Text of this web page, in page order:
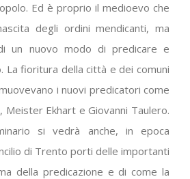
Ed è proprio il medioevo che
degli ordini mendicanti, ma
un nuovo modo di predicare e
La fioritura della città e dei comuni
i nuovi predicatori come
Meister Ekhart e Giovanni Taulero.
si vedrà anche, in epoca
di Trento porti delle importanti
della predicazione e di come la